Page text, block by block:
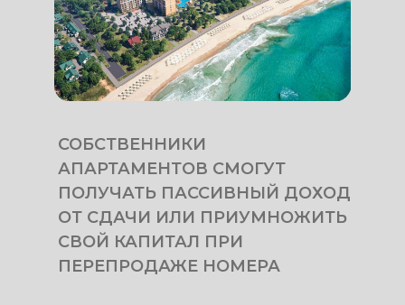
СОБСТВЕННИКИ
АПАРТАМЕНТОВ СМОГУТ
ПОЛУЧАТЬ ПАССИВНЫЙ ДОХОД
ОТ СДАЧИ ИЛИ ПРИУМНОЖИТЬ
СВОЙ КАПИТАЛ ПРИ
ПЕРЕПРОДАЖЕ НОМЕРА